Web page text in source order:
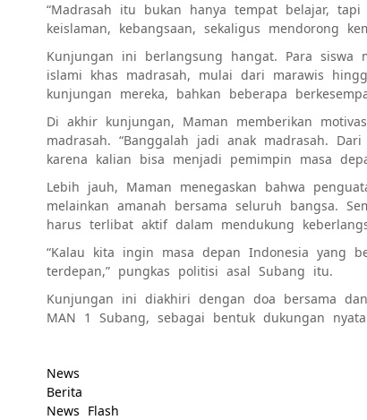
“Madrasah itu bukan hanya tempat belajar,
keislaman, kebangsaan, sekaligus mendorong
Kunjungan ini berlangsung hangat. Para siswa
islami khas madrasah, mulai dari marawis
kunjungan mereka, bahkan beberapa
Di akhir kunjungan, Maman memberikan
madrasah. “Banggalah jadi anak madrasah.
karena kalian bisa menjadi pemimpin masa
Lebih jauh, Maman menegaskan bahwa
melainkan amanah bersama seluruh bangsa.
harus terlibat aktif dalam mendukung
“Kalau kita ingin masa depan Indonesia yang
terdepan,” pungkas politisi asal Subang itu.
Kunjungan ini diakhiri dengan doa bersama
MAN 1 Subang, sebagai bentuk dukungan
News
Berita
News Flash